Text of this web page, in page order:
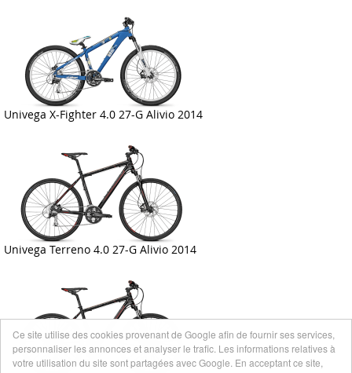
Univega X-Fighter 4.0 27-G Alivio 2014
Univega Terreno 4.0 27-G Alivio 2014
Ce site utilise des cookies provenant de Google afin de fournir ses services,
personnaliser les annonces et analyser le trafic. Les informations relatives à
votre utilisation du site sont partagées avec Google. En acceptant ce site,